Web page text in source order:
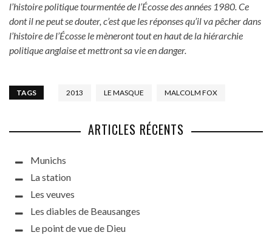
l’histoire politique tourmentée de l’Écosse des années 1980. Ce
dont il ne peut se douter, c’est que les réponses qu’il va pêcher dans
l’histoire de l’Écosse le mèneront tout en haut de la hiérarchie
politique anglaise et mettront sa vie en danger.
TAGS 2013 LE MASQUE MALCOLM FOX
ARTICLES RÉCENTS
Munichs
La station
Les veuves
Les diables de Beausanges
Le point de vue de Dieu